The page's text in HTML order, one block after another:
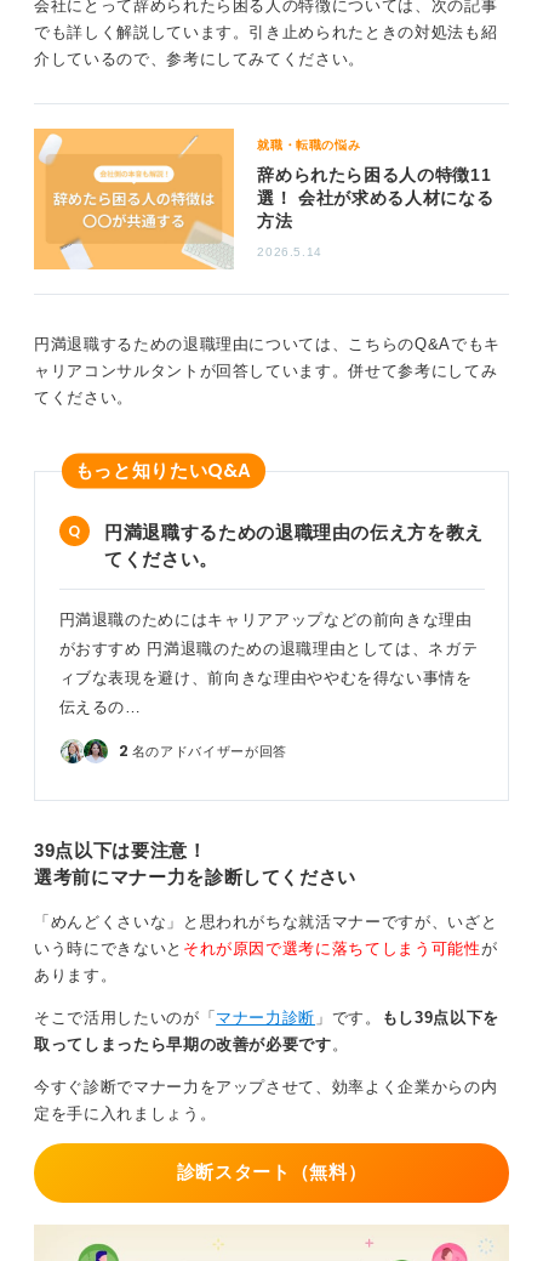
やむを得ない理由と退職意向の固さを伝えよう
退職の意思を伝える際には、いくつかの工夫をすること
まず、個人的かつ会社が介入できない理由を伝えること
が有効です。これにより、会社側も反論の余地が少なく
なります。
そして、はっきりと「再考の余地がない」という意思を
伝えることも重要です。曖昧な態度では、会社側に引き
のキャリアもすでに決まっている」などと伝えるのも一
つの方法です。これにより、本人の決意が固いことを明
確に示せます。
0
会社にとって辞められたら困る人の特徴については、次の記事
でも詳しく解説しています。引き止められたときの対処法も紹
介しているので、参考にしてみてください。
就職・転職の悩み
辞められたら困る人の特徴11
選！ 会社が求める人材になる
方法
2026.5.14
円満退職するための退職理由については、こちらのQ&Aでもキ
ャリアコンサルタントが回答しています。併せて参考にしてみ
てください。
もっと知りたいQ&A
円満退職するための退職理由の伝え方を教え
てください。
円満退職のためにはキャリアアップなどの前向きな理由
がおすすめ 円満退職のための退職理由としては、ネガテ
ィブな表現を避け、前向きな理由ややむを得ない事情を
伝えるの…
2 名のアドバイザーが回答
39点以下は要注意！
選考前にマナー力を診断してください
「めんどくさいな」と思われがちな就活マナーですが、いざと
いう時にできないと それが原因で選考に落ちてしまう可能性が
あります。
そこで活用したいのが「 マナー力診断 」です。
もし39点以下を
取ってしまったら早期の改善が必要です。
今すぐ診断でマナー力をアップさせて、効率よく企業からの内
定を手に入れましょう。
診断スタート（無料）